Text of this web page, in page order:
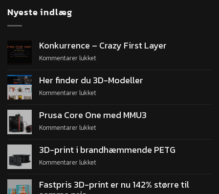
Nyeste indlæg
Konkurrence – Crazy First Layer
Kommentarer lukket
Her finder du 3D-Modeller
Kommentarer lukket
Prusa Core One med MMU3
Kommentarer lukket
3D-print i brandhæmmende PETG
Kommentarer lukket
Fastpris 3D-print er nu 142% større til